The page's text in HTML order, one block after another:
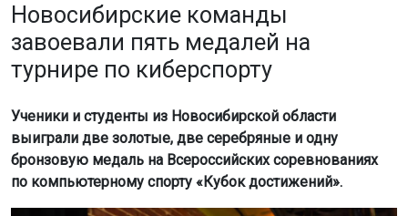
Новосибирские команды
завоевали пять медалей на
турнире по киберспорту
Ученики и студенты из Новосибирской области
выиграли две золотые, две серебряные и одну
бронзовую медаль на Всероссийских соревнованиях
по компьютерному спорту «Кубок достижений».